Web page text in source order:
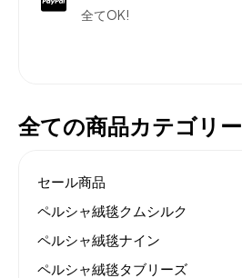
全てOK!
全ての商品カテゴリー
セール商品
ペルシャ絨毯クムシルク
ペルシャ絨毯ナイン
ペルシャ絨毯タブリーズ